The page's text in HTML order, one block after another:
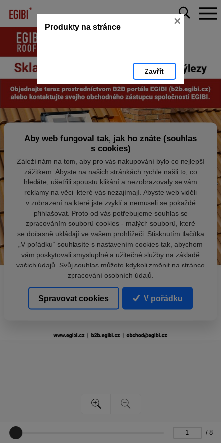
Produkty na stránce ×
Zavřít
/ 8
Aby web fungoval tak, jak ho znáte (souhlas
s cookies)
Záleží nám na tom, aby pro vás nakupování bylo co nejlepší
zážitkem. Abyste na našich stránkách rychle našli to, co
hledáte, ušetřili spoustu klikání a nezobrazovaly se vám
reklamy na věci, které vás nezajímají. Abyste web viděli
v zobrazení na které jste zvyklí a nemuseli se pokaždé
přihlašovat. Proto od vás potřebujeme souhlas se
zpracováním souborů cookies - malých souborů, které
se dočasně ukládají ve vašem prohlížeči. Stisknutím tlačítka
„V pořádku“ souhlasíte s nastavením cookies tak, abychom
vám poskytovali smysluplné a užitečné služby na základě
vašich údajů. Svůj souhlas můžete kdykoli změnit na stránce
zpracování osobních údajů.
Spravovat cookies V pořádku